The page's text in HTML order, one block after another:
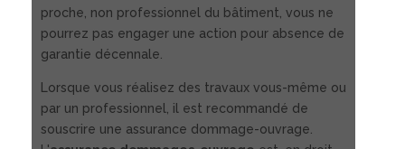
proche, non professionnel du bâtiment, vous ne
pourrez pas engager une action pour absence de
garantie décennale.
Lorsque vous réalisez des travaux vous-même ou
par un professionnel, il est recommandé de
souscrire une assurance dommage-ouvrage.